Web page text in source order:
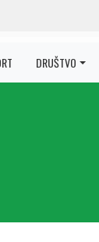
DRUŠTVO